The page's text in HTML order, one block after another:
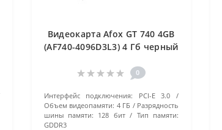
Видеокарта Afox GT 740 4GB
(AF740-4096D3L3) 4 Гб черный
0
Интерфейс подключения:
PCI-E 3.0
Объем видеопамяти: 4 ГБ
Разрядность
шины памяти: 128 бит
Тип памяти:
GDDR3